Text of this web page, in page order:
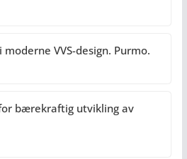
VVS-design. Purmo.
bærekraftig utvikling av